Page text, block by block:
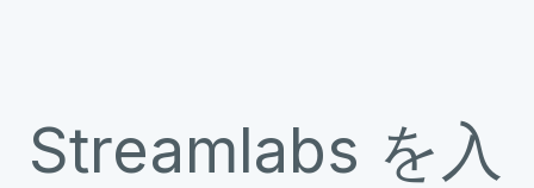
Streamlabs を入